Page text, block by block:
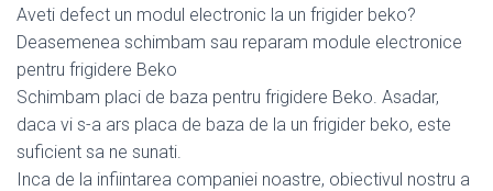
Aveti defect un modul electronic la un frigider beko?
Deasemenea schimbam sau reparam module electronice
pentru frigidere Beko
Schimbam placi de baza pentru frigidere Beko. Asadar,
daca vi s-a ars placa de baza de la un frigider beko, este
suficient sa ne sunati.
Inca de la infiintarea companiei noastre, obiectivul nostru a